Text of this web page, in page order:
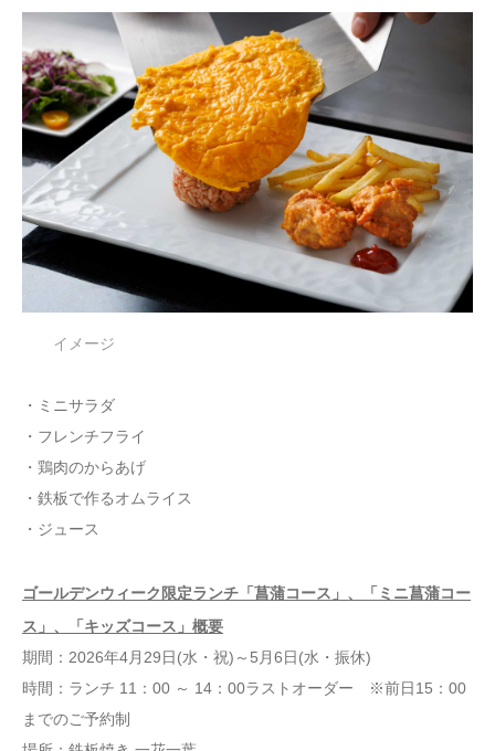
イメージ
・ミニサラダ
・フレンチフライ
・鶏肉のからあげ
・鉄板で作るオムライス
・ジュース
ゴールデンウィーク限定ランチ「菖蒲コース」、「ミニ菖蒲コー
ス」、「キッズコース」概要
期間：2026年4月29日(水・祝)～5月6日(水・振休)
時間：ランチ 11：00 ～ 14：00ラストオーダー ※前日15：00
までのご予約制